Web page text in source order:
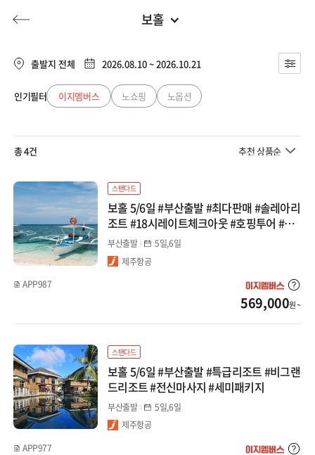
허니문 기획전/홈쇼핑 이벤트/혜택
투어플랜
허니문
보홀
부산출발
대구출발
청주출발
일본
북해도
도쿄/시즈오카
나고야/도야마(알펜)
대마도
선박(부관/카멜)
중국
출발지 전체 2026.08.10 ~ 2026.10.21
인기필터 이지멤버스 노쇼핑 노옵션
총 4건 추천 상품순
스탠다드
보홀 5/6일 #부산출발 #최다판매 #솔레아리
조트 #18시레이트체크아웃 #호핑투어 #발
리카삭 #돌핀왓칭 #데이투어
부산출발
5일,6일
제주항공
APP987
569,000원 ~
스탠다드
보홀 5/6일 #부산출발 #특급리조트 #비그랜
드리조트 #전신마사지 #세미패키지
부산출발
5일,6일
제주항공
APP977